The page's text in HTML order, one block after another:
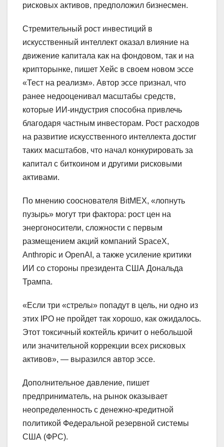
рисковых активов, предположил бизнесмен.
Стремительный рост инвестиций в
искусственный интеллект оказал влияние на
движение капитала как на фондовом, так и на
крипторынке, пишет Хейс в своем новом эссе
«Тест на реализм». Автор эссе признал, что
ранее недооценивал масштабы средств,
которые ИИ-индустрия способна привлечь
благодаря частным инвесторам. Рост расходов
на развитие искусственного интеллекта достиг
таких масштабов, что начал конкурировать за
капитал с биткоином и другими рисковыми
активами.
По мнению сооснователя BitMEX, «лопнуть
пузырь» могут три фактора: рост цен на
энергоносители, сложности с первым
размещением акций компаний SpaceX,
Anthropic и OpenAI, а также усиление критики
ИИ со стороны президента США Дональда
Трампа.
«Если три «стрелы» попадут в цель, ни одно из
этих IPO не пройдет так хорошо, как ожидалось.
Этот токсичный коктейль кричит о небольшой
или значительной коррекции всех рисковых
активов», — выразился автор эссе.
Дополнительное давление, пишет
предприниматель, на рынок оказывает
неопределенность с денежно-кредитной
политикой Федеральной резервной системы
США (ФРС).